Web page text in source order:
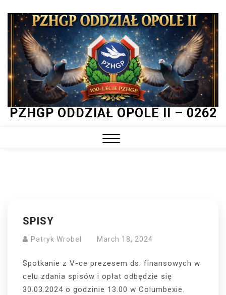
Skip
content
PZHGP ODDZIAŁ OPOLE II – 0262
SPISY
Patryk Wrobel March 18, 2024
Spotkanie z V-ce prezesem ds. finansowych w
celu zdania spisów i opłat odbędzie się
30.03.2024 o godzinie 13.00 w Columbexie.